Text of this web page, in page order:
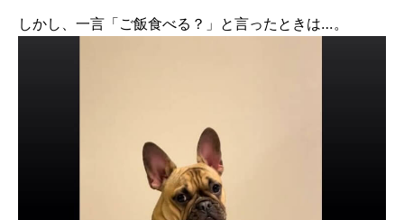
しかし、一言「ご飯食べる？」と言ったときは…。